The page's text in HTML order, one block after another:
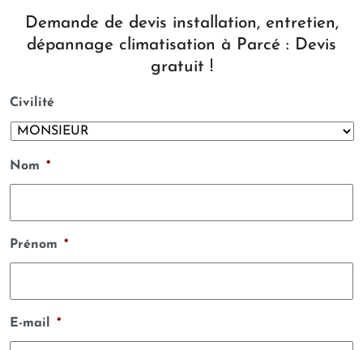
Demande de devis installation, entretien,
dépannage climatisation à Parcé : Devis
gratuit !
Civilité
Nom *
Prénom *
E-mail *